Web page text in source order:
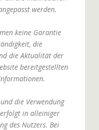
werden.
keine Garantie
die
die Aktualität der
bereitgestellten
die Verwendung
in alleiniger
des Nutzers. Bei